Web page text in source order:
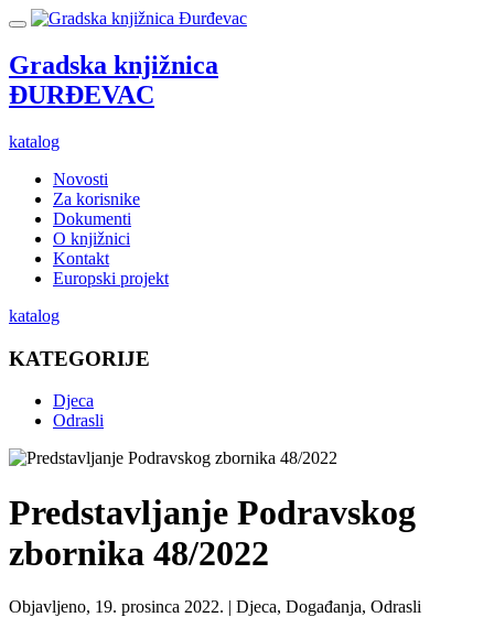
Gradska knjižnica
ĐURĐEVAC
katalog
Novosti
Za korisnike
Dokumenti
O knjižnici
Kontakt
Europski projekt
katalog
KATEGORIJE
Djeca
Odrasli
Predstavljanje Podravskog
zbornika 48/2022
Objavljeno, 19. prosinca 2022. | Djeca, Događanja, Odrasli